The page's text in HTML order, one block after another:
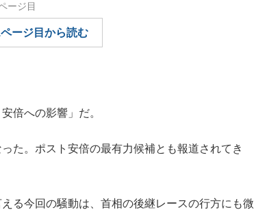
・森保一監督...
もっと見る
ージ目
ージ目から読む
倍への影響」だ。
た。ポスト安倍の最有力候補とも報道されてき
る今回の騒動は、首相の後継レースの行方にも微